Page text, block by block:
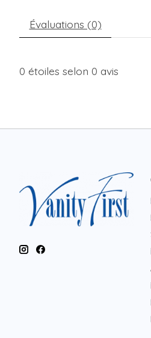
Évaluations (0)
0 étoiles selon 0 avis